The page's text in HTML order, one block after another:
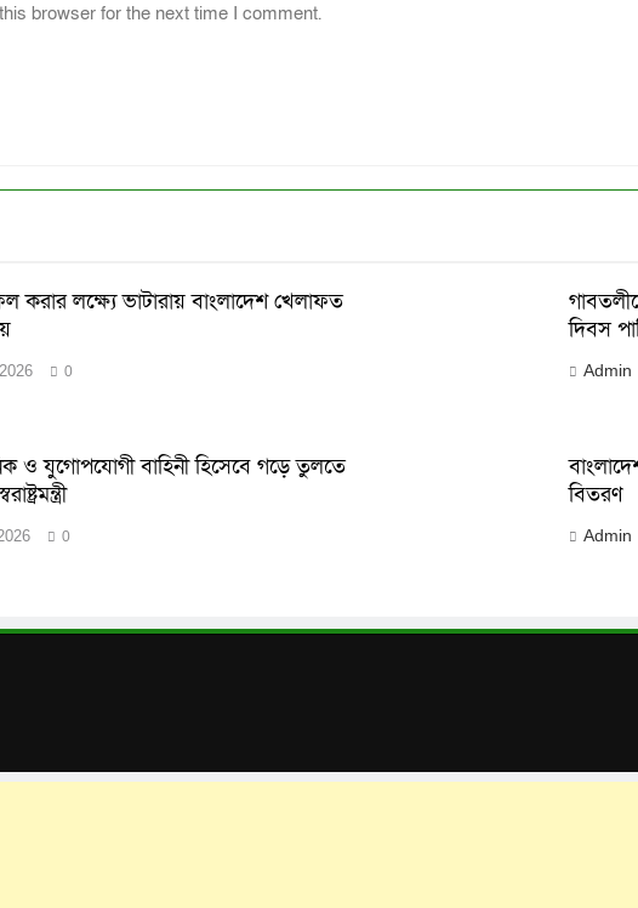
browser for the next time I comment.
করার লক্ষ্যে ভাটারায় বাংলাদেশ খেলাফত
0
দিবস
Admin
ও যুগোপযোগী বাহিনী হিসেবে গড়ে তুলতে
0
বিতরণ
Admin